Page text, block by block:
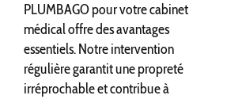
PLUMBAGO pour votre cabinet
médical offre des avantages
essentiels. Notre intervention
régulière garantit une propreté
irréprochable et contribue à